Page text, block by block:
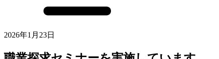
2026年1月23日